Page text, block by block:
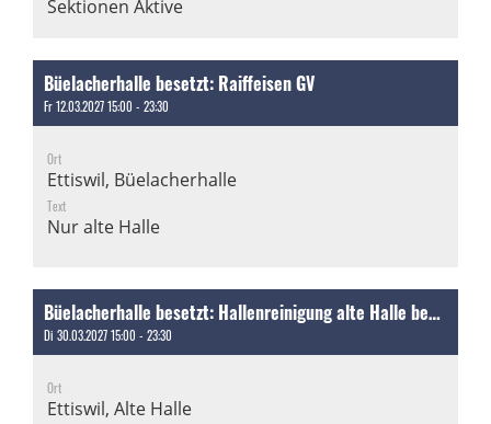
Sektionen Aktive
Büelacherhalle besetzt: Raiffeisen GV
Fr 12.03.2027 15:00 - 23:30
Ort
Ettiswil, Büelacherhalle
Text
Nur alte Halle
Büelacherhalle besetzt: Hallenreinigung alte Halle besetzt
Di 30.03.2027 15:00 - 23:30
Ort
Ettiswil, Alte Halle